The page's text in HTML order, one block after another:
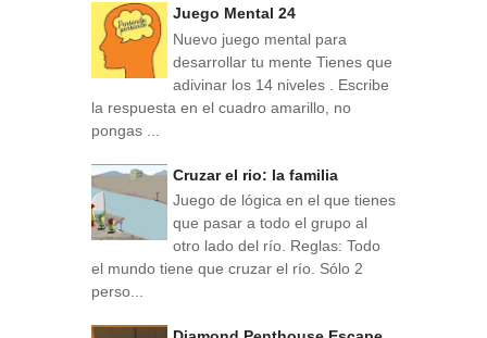
Juego Mental 24
Nuevo juego mental para
desarrollar tu mente Tienes que
adivinar los 14 niveles . Escribe
la respuesta en el cuadro amarillo, no
pongas ...
Cruzar el rio: la familia
Juego de lógica en el que tienes
que pasar a todo el grupo al
otro lado del río. Reglas: Todo
el mundo tiene que cruzar el río. Sólo 2
perso...